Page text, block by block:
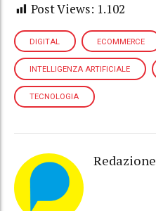
Post Views: 1.102
DIGITAL ECOMMERCE
INTELLIGENZA ARTIFICIALE
TECNOLOGIA
Redazione